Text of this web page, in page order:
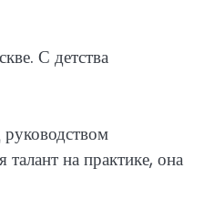
С детства
на практике, она